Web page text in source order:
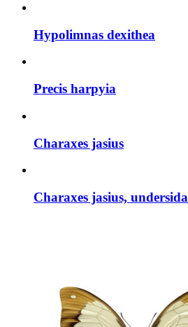
Hypolimnas dexithea
Precis harpyia
Charaxes jasius
Charaxes jasius, undersida